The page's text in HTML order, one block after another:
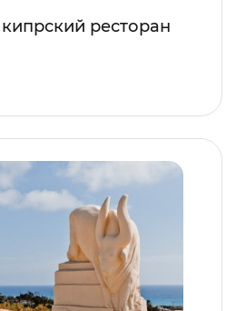
ресторан